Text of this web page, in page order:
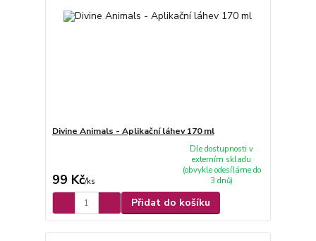
Divine Animals - Aplikační láhev 170 ml
99 Kč/ks
Dle dostupnosti v
externím skladu
(obvykle odesíláme do
3 dnů)
Přidat do košíku